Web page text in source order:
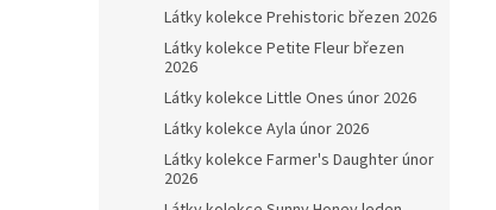
Látky kolekce Prehistoric březen 2026
Látky kolekce Petite Fleur březen
2026
Látky kolekce Little Ones únor 2026
Látky kolekce Ayla únor 2026
Látky kolekce Farmer's Daughter únor
2026